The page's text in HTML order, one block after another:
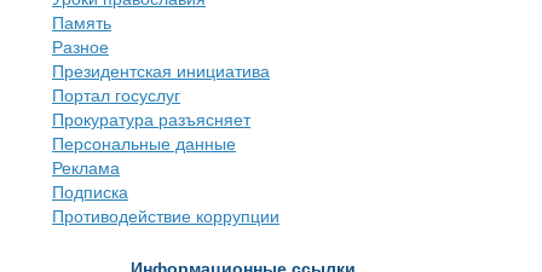
Память
Разное
Президентская инициатива
Портал госуслуг
Прокуратура разъясняет
Персональные данные
Реклама
Подписка
Противодействие коррупции